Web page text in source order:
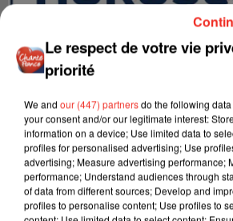
LES INTERVIEWS
FRANCE
Le respect de votre vie
priorité
We and our (447) partnersdo the following
your consent and/or our legitimate interest:
information on a device; Use limited data to
profiles for personalised advertising; Use
advertising; Measure advertising performance;
performance; Understand audiences through
of data from different sources; Develop and
profiles to personalise content; Use profiles to